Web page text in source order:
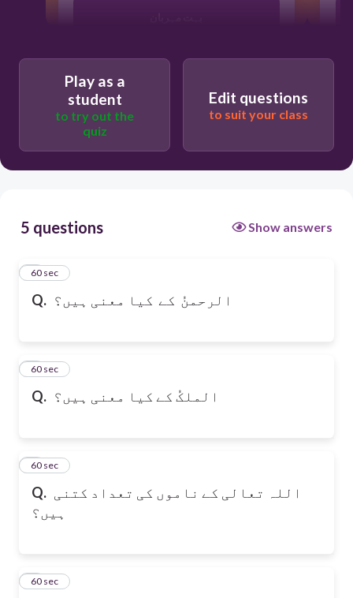
Play as a
student
to try out the
quiz
Edit questions
to suit your class
5 questions Show answers
Q. الرحمنُ کے کیا معنی ہیں؟
160 sec
Q. الملکُ کے کیا معنی ہیں؟
260 sec
Q. اللہ تعالی کے ناموں کی تعداد کتنی
ہیں؟
360 sec
460 sec